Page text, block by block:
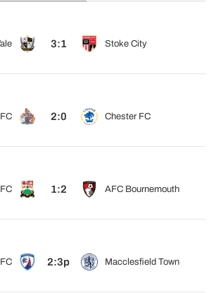
3:1 Stoke City
2:0 Chester FC
1:2 AFC Bournemouth
2:3p Macclesfield Town